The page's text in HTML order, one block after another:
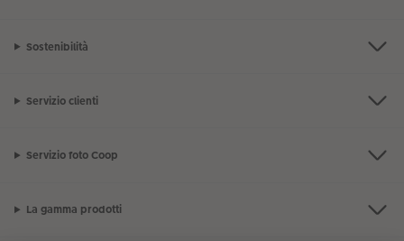
Sostenibilità
Servizio clienti
Servizio foto Coop
La gamma prodotti